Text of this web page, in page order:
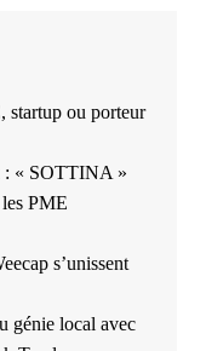
startup ou porteur
: « SOTTINA »
PME
s’unissent
génie local avec